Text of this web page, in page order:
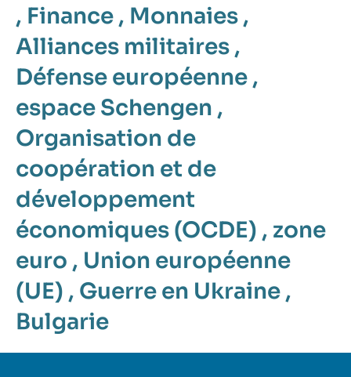
, Finance , Monnaies ,
Alliances militaires ,
Défense européenne ,
espace Schengen ,
Organisation de
coopération et de
développement
économiques (OCDE) , zone
euro , Union européenne
(UE) , Guerre en Ukraine ,
Bulgarie